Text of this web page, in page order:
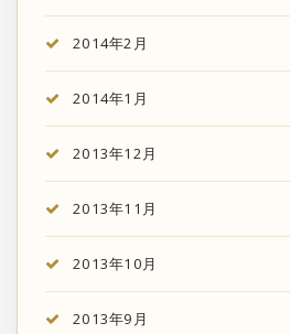
2014年2月
2014年1月
2013年12月
2013年11月
2013年10月
2013年9月